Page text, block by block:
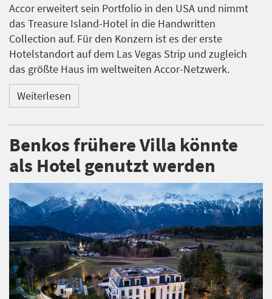
Accor erweitert sein Portfolio in den USA und nimmt
das Treasure Island-Hotel in die Handwritten
Collection auf. Für den Konzern ist es der erste
Hotelstandort auf dem Las Vegas Strip und zugleich
das größte Haus im weltweiten Accor-Netzwerk.
Weiterlesen
Benkos frühere Villa könnte
als Hotel genutzt werden